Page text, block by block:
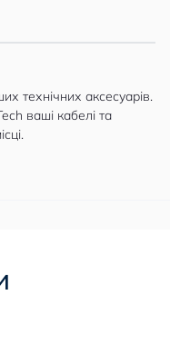
технічних аксесуарів.
ваші кабелі та